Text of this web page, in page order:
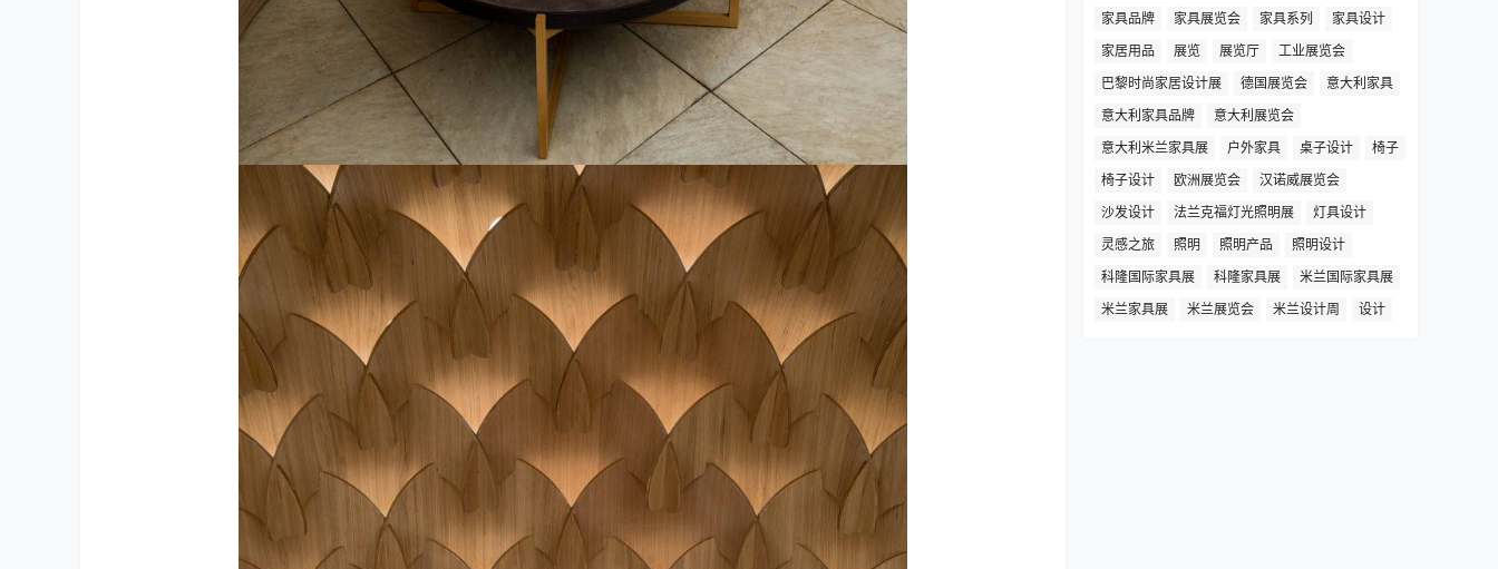
家具品牌
家具展览会 家具系列
家具设计
家居用品
展览 展览厅
工业展览会
巴黎时尚家居设计展
德国展览会
意大利家具
意大利家具品牌
意大利展览会
意大利米兰家具展
户外家具 桌子设计
椅子
椅子设计
欧洲展览会
汉诺威展览会
沙发设计
法兰克福灯光照明展
灯具设计
灵感之旅
照明 照明产品
照明设计
科隆国际家具展
科隆家具展
米兰国际家具展
米兰家具展
米兰展览会 米兰设计周 设计